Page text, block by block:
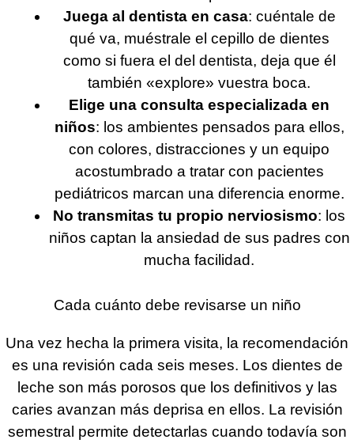
Juega al dentista en casa: cuéntale de
qué va, muéstrale el cepillo de dientes
como si fuera el del dentista, deja que él
también «explore» vuestra boca.
Elige una consulta especializada en
niños: los ambientes pensados para ellos,
con colores, distracciones y un equipo
acostumbrado a tratar con pacientes
pediátricos marcan una diferencia enorme.
No transmitas tu propio nerviosismo: los
niños captan la ansiedad de sus padres con
mucha facilidad.
Cada cuánto debe revisarse un niño
Una vez hecha la primera visita, la recomendación
es una revisión cada seis meses. Los dientes de
leche son más porosos que los definitivos y las
caries avanzan más deprisa en ellos. La revisión
semestral permite detectarlas cuando todavía son